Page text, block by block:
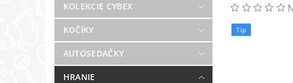
KOLEKCIE CYBEX
KOČÍKY
AUTOSEDAČKY
HRANIE
Tip